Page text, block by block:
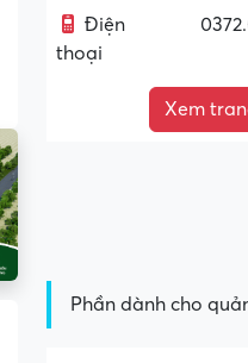
Điện
thoại
Xem
Phần dành cho